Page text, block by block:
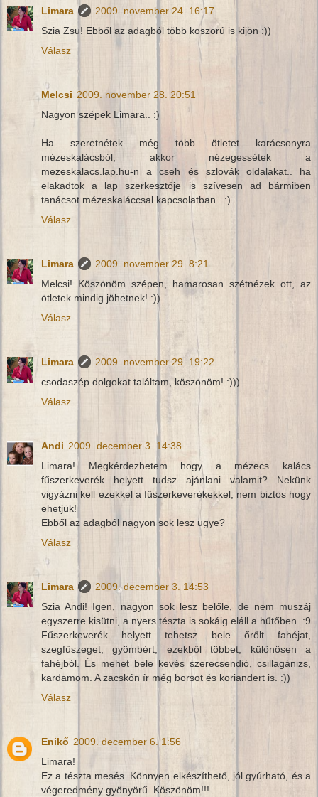
Limara
2009. november 24. 16:17
Szia Zsu! Ebből az adagból több koszorú is kijön :))
Válasz
Melcsi 2009. november 28. 20:51
Nagyon szépek Limara.. :)
Ha szeretnétek még több ötletet karácsonyra
mézeskalácsból, akkor nézegessétek a
mezeskalacs.lap.hu-n a cseh és szlovák oldalakat.. ha
elakadtok a lap szerkesztője is szívesen ad bármiben
tanácsot mézeskaláccsal kapcsolatban.. :)
Válasz
Limara
2009. november 29. 8:21
Melcsi! Köszönöm szépen, hamarosan szétnézek ott, az
ötletek mindig jöhetnek! :))
Válasz
Limara
2009. november 29. 19:22
csodaszép dolgokat találtam, köszönöm! :)))
Válasz
Andi 2009. december 3. 14:38
Limara! Megkérdezhetem hogy a mézecs kalács
fűszerkeverék helyett tudsz ajánlani valamit? Nekünk
vigyázni kell ezekkel a fűszerkeverékekkel, nem biztos hogy
ehetjük!
Ebből az adagból nagyon sok lesz ugye?
Válasz
Limara
2009. december 3. 14:53
Szia Andi! Igen, nagyon sok lesz belőle, de nem muszáj
egyszerre kisütni, a nyers tészta is sokáig eláll a hűtőben. :9
Fűszerkeverék helyett tehetsz bele őrőlt fahéjat,
szegfűszeget, gyömbért, ezekből többet, különösen a
fahéjból. És mehet bele kevés szerecsendió, csillagánizs,
kardamom. A zacskón ír még borsot és koriandert is. :))
Válasz
Enikő 2009. december 6. 1:56
Limara!
Ez a tészta mesés. Könnyen elkészíthető, jól gyúrható, és a
végeredmény gyönyörű. Köszönöm!!!